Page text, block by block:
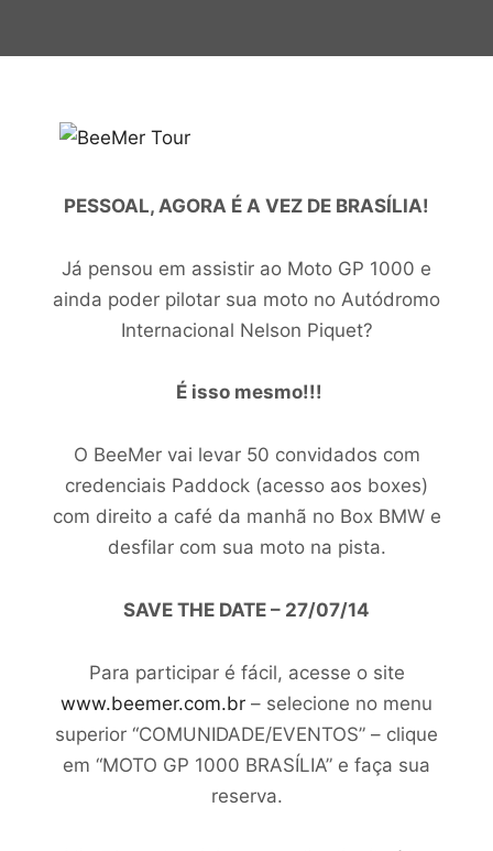
PESSOAL, AGORA É A VEZ DE BRASÍLIA!
Já pensou em assistir ao Moto GP 1000 e
ainda poder pilotar sua moto no Autódromo
Internacional Nelson Piquet?
É isso mesmo!!!
O BeeMer vai levar 50 convidados com
credenciais Paddock (acesso aos boxes)
com direito a café da manhã no Box BMW e
desfilar com sua moto na pista.
SAVE THE DATE – 27/07/14
Para participar é fácil, acesse o site
www.beemer.com.br – selecione no menu
superior “COMUNIDADE/EVENTOS” – clique
em “MOTO GP 1000 BRASÍLIA” e faça sua
reserva.